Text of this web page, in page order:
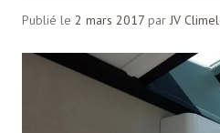
Publié le 2 mars 2017 par JV